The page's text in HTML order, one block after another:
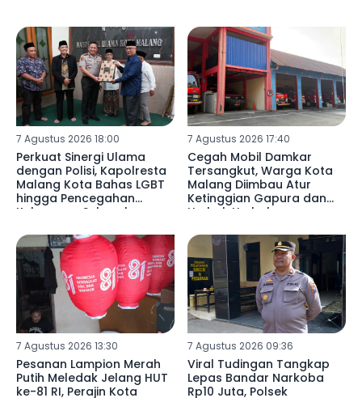
7 Agustus 2026 18:00
Perkuat Sinergi Ulama
dengan Polisi, Kapolresta
Malang Kota Bahas LGBT
hingga Pencegahan
Kekerasan Seksual
7 Agustus 2026 17:40
Cegah Mobil Damkar
Tersangkut, Warga Kota
Malang Diimbau Atur
Ketinggian Gapura dan
Umbul-Umbul
7 Agustus 2026 13:30
Pesanan Lampion Merah
Putih Meledak Jelang HUT
ke-81 RI, Perajin Kota
7 Agustus 2026 09:36
Viral Tudingan Tangkap
Lepas Bandar Narkoba
Rp10 Juta, Polsek